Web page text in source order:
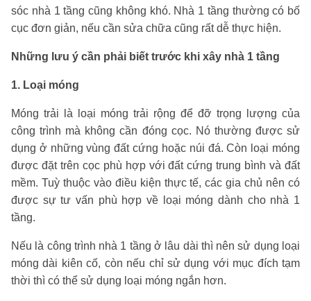
sóc nhà 1 tầng cũng không khó. Nhà 1 tầng thường có bố
cục đơn giản, nếu cần sửa chữa cũng rất dễ thực hiện.
Những lưu ý cần phải biết trước khi xây nhà 1 tầng
1. Loại móng
Móng trải là loại móng trải rộng để đỡ trọng lượng của
công trình mà không cần đóng cọc. Nó thường được sử
dụng ở những vùng đất cứng hoặc núi đá. Còn loại móng
được đặt trên cọc phù hợp với đất cứng trung bình và đất
mềm. Tuỳ thuộc vào điều kiện thực tế, các gia chủ nên có
được sự tư vấn phù hợp về loại móng dành cho nhà 1
tầng.
Nếu là công trình nhà 1 tầng ở lâu dài thì nên sử dụng loại
móng dài kiên cố, còn nếu chỉ sử dụng với mục đích tạm
thời thì có thể sử dụng loại móng ngắn hơn.